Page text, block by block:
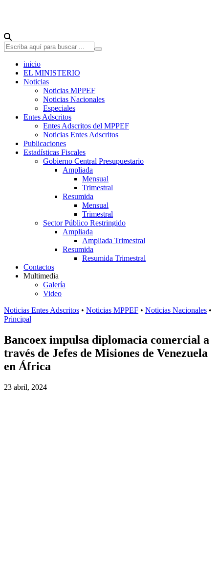
inicio
EL MINISTERIO
Noticias
Noticias MPPEF
Noticias Nacionales
Especiales
Entes Adscritos
Entes Adscritos del MPPEF
Noticias Entes Adscritos
Publicaciones
Estadísticas Fiscales
Gobierno Central Presupuestario
Ampliada
Mensual
Trimestral
Resumida
Mensual
Trimestral
Sector Público Restringido
Ampliada
Ampliada Trimestral
Resumida
Resumida Trimestral
Contactos
Multimedia
Galería
Video
Noticias Entes Adscritos • Noticias MPPEF • Noticias Nacionales •
Principal
Bancoex impulsa diplomacia comercial a
través de Jefes de Misiones de Venezuela
en África
23 abril, 2024